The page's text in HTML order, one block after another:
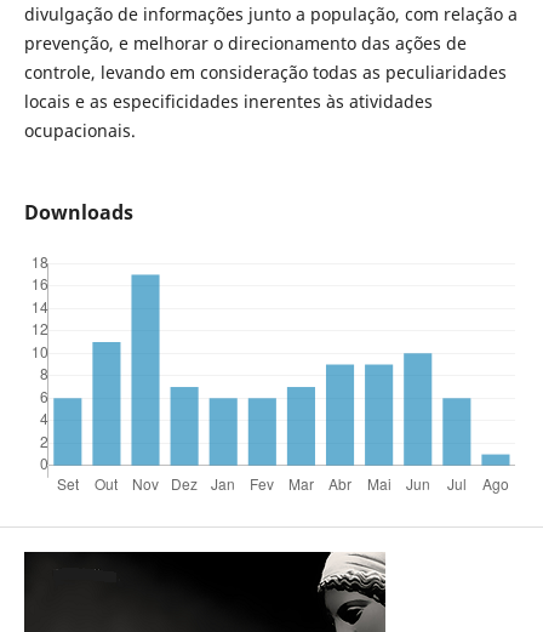
divulgação de informações junto a população, com relação a
prevenção, e melhorar o direcionamento das ações de
controle, levando em consideração todas as peculiaridades
locais e as especificidades inerentes às atividades
ocupacionais.
Downloads